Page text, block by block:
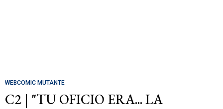
WEBCOMIC MUTANTE
C2 | "TU OFICIO ERA... LA